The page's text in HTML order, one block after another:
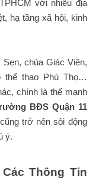
với nhiều địa
hạ tầng xã hội, kinh
chùa Giác Viên,
thể thao Phú Thọ…
chính là thế mạnh
BĐS Quận 11
cũng trở nên sôi động
ý.
Thông Tin